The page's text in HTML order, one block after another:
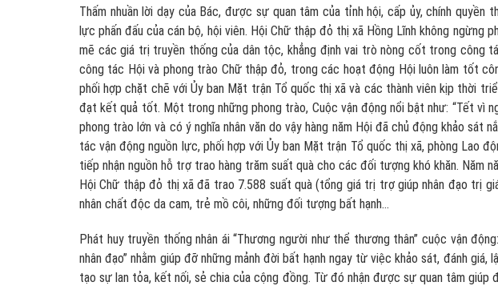
Thấm nhuần lời dạy của Bác, được sự quan tâm của tỉnh hội, cấp ủy, chính quyền
lực phấn đấu của cán bộ, hội viên. Hội Chữ thập đỏ thị xã Hồng Lĩnh không ngừng
mẽ các giá trị truyền thống của dân tộc, khẳng định vai trò nòng cốt trong công
công tác Hội và phong trào Chữ thập đỏ, trong các hoạt động Hội luôn làm tốt
phối hợp chặt chẽ với Ủy ban Mặt trận Tổ quốc thị xã và các thành viên kịp thời
đạt kết quả tốt. Một trong những phong trào, Cuộc vận động nổi bật như: “Tết vì
phong trào lớn và có ý nghĩa nhân văn do vậy hàng năm Hội đã chủ động khảo sát
tác vận động nguồn lực, phối hợp với Ủy ban Mặt trận Tổ quốc thị xã, phòng Lao
tiếp nhận nguồn hỗ trợ trao hàng trăm suất quà cho các đối tượng khó khăn. Năm
Hội Chữ thập đỏ thị xã đã trao 7.588 suất quà (tổng giá trị trợ giúp nhân đạo trị
nhân chất độc da cam, trẻ mồ côi, những đối tượng bất hạnh...
Phát huy truyền thống nhân ái “Thương người như thể thương thân” cuộc vận
nhân đạo” nhằm giúp đỡ những mảnh đời bất hạnh ngay từ việc khảo sát, đánh
tạo sự lan tỏa, kết nối, sẻ chia của cộng đồng. Từ đó nhận được sự quan tâm giúp